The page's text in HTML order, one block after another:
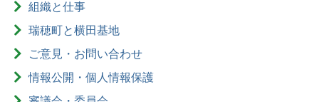
組織と仕事
瑞穂町と横田基地
ご意見・お問い合わせ
情報公開・個人情報保護